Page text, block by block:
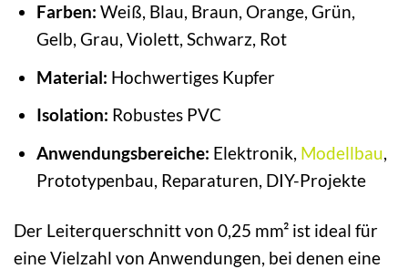
Farben: Weiß, Blau, Braun, Orange, Grün,
Gelb, Grau, Violett, Schwarz, Rot
Material: Hochwertiges Kupfer
Isolation: Robustes PVC
Anwendungsbereiche: Elektronik, Modellbau,
Prototypenbau, Reparaturen, DIY-Projekte
Der Leiterquerschnitt von 0,25 mm² ist ideal für
eine Vielzahl von Anwendungen, bei denen eine